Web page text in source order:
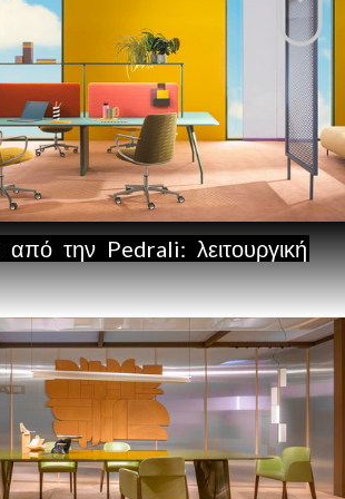
από την Pedrali: λειτουργική